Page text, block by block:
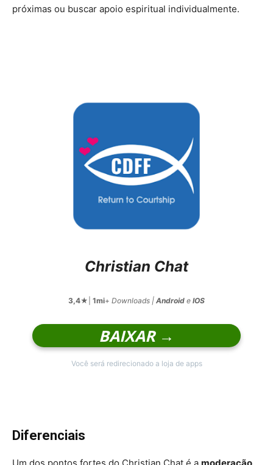
próximas ou buscar apoio espiritual individualmente.
Christian Chat
3,4★| 1mi+ Downloads | Android e IOS
BAIXAR →
Você será redirecionado a loja de apps
Diferenciais